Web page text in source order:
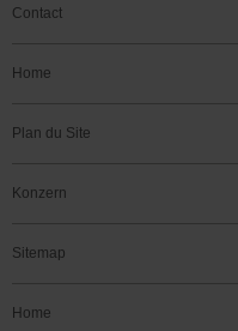
Contact
Home
Plan du Site
Konzern
Sitemap
Home